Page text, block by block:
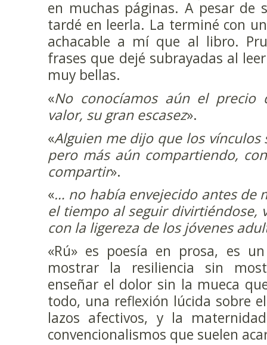
en muchas páginas. A pesar de
tardé en leerla. La terminé con
achacable a mí que al libro.
frases que dejé subrayadas al
muy bellas.
«No conocíamos aún el precio
valor, su gran escasez».
«Alguien me dijo que los vínculos
pero más aún compartiendo,
compartir».
«… no había envejecido antes de
el tiempo al seguir divirtiéndose,
con la ligereza de los jóvenes
«Rú» es poesía en prosa, es
mostrar la resiliencia sin
enseñar el dolor sin la mueca
todo, una reflexión lúcida sobre
lazos afectivos, y la
convencionalismos que suelen